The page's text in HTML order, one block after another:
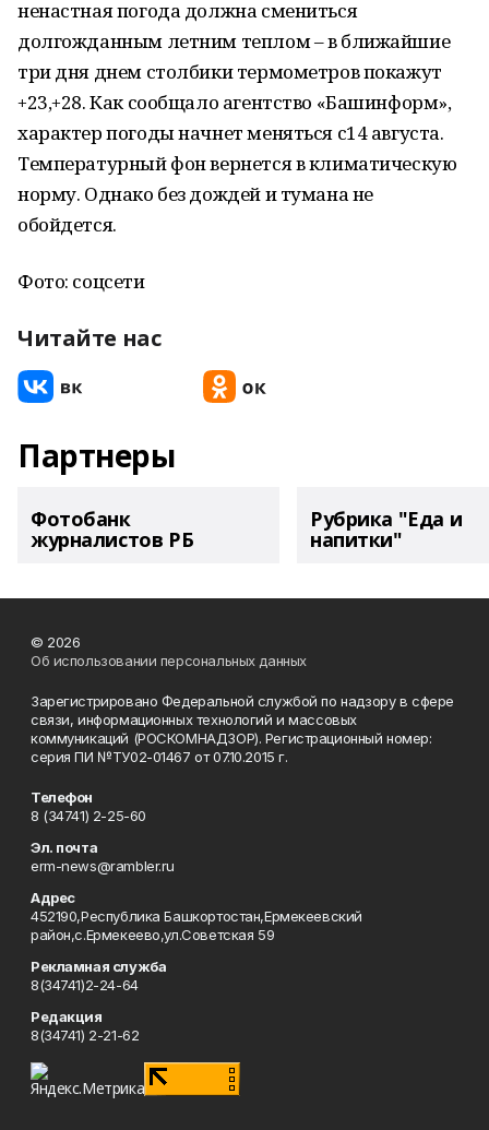
ненастная погода должна смениться
долгожданным летним теплом – в ближайшие
три дня днем столбики термометров покажут
+23,+28. Как сообщало агентство «Башинформ»,
характер погоды начнет меняться с14 августа.
Температурный фон вернется в климатическую
норму. Однако без дождей и тумана не
обойдется.
Фото: соцсети
Читайте нас
Партнеры
Фотобанк
журналистов РБ
Рубрика "Еда и
напитки"
© 2026
Об использовании персональных данных
Зарегистрировано Федеральной службой по надзору в сфере
связи, информационных технологий и массовых
коммуникаций (РОСКОМНАДЗОР). Регистрационный номер:
серия ПИ №ТУ02-01467 от 07.10.2015 г.
Телефон
8 (34741) 2-25-60
Эл. почта
erm-news@rambler.ru
Адрес
452190,Республика Башкортостан,Ермекеевский
район,с.Ермекеево,ул.Советская 59
Рекламная служба
8(34741)2-24-64
Редакция
8(34741) 2-21-62